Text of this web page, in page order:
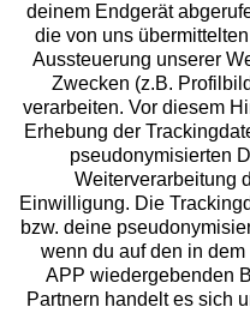
Services
Beratung
Über uns
Rechtliches
deinem Endgerät
die von uns
Aussteuerung unserer
Zwecken (z.B.
verarbeiten. Vor diesem
Erhebung der
pseudonymisierten
Weiterverarbeitung
Einwilligung. Die
bzw. deine
wenn du auf den in
APP wiedergebenden
Partnern handelt es sich